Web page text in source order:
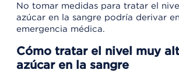
No tomar medidas para tratar el
azúcar en la sangre podría derivar
emergencia médica.
Cómo tratar el nivel muy
azúcar en la sangre